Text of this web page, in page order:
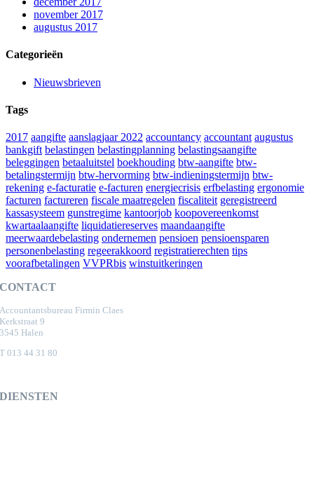
november 2017
augustus 2017
Categorieën
Nieuwsbrieven
Tags
2017 aangifte aanslagjaar 2022 accountancy accountant augustus
bankgift belastingen belastingplanning belastingsaangifte
beleggingen betaaluitstel boekhouding btw-aangifte btw-
betalingstermijn btw-hervorming btw-indieningstermijn btw-
rekening e-facturatie e-facturen energiecrisis erfbelasting ergonomie
facturen factureren fiscale maatregelen fiscaliteit geregistreerd
kassasysteem gunstregime kantoorjob koopovereenkomst
kwartaalaangifte liquidatiereserves maandaangifte
meerwaardebelasting ondernemen pensioen pensioensparen
personenbelasting regeerakkoord registratierechten tips
voorafbetalingen VVPRbis winstuitkeringen
CONTACT
Accountantsbureau Firmin Claes
Kerkstraat 9
3545 Halen
T 013 44 31 80
DIENSTEN